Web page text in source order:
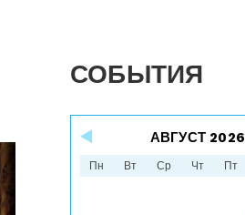
СОБЫТИЯ
АВГУСТ 2026
Пн Вт Ср Чт Пт